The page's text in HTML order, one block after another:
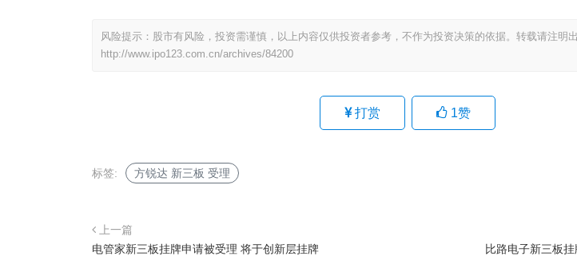
风险提示：股市有风险，投资需谨慎，以上内容仅供投资者参考，不作为投资决策的依据。转载请注明出
http://www.ipo123.com.cn/archives/84200
打赏 1赞
标签: 方锐达 新三板 受理
上一篇
电管家新三板挂牌申请被受理 将于创新层挂牌
比路电子新三板